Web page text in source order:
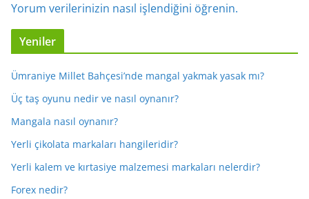
Yorum verilerinizin nasıl işlendiğini öğrenin.
Yeniler
Ümraniye Millet Bahçesi’nde mangal yakmak yasak mı?
Üç taş oyunu nedir ve nasıl oynanır?
Mangala nasıl oynanır?
Yerli çikolata markaları hangileridir?
Yerli kalem ve kırtasiye malzemesi markaları nelerdir?
Forex nedir?